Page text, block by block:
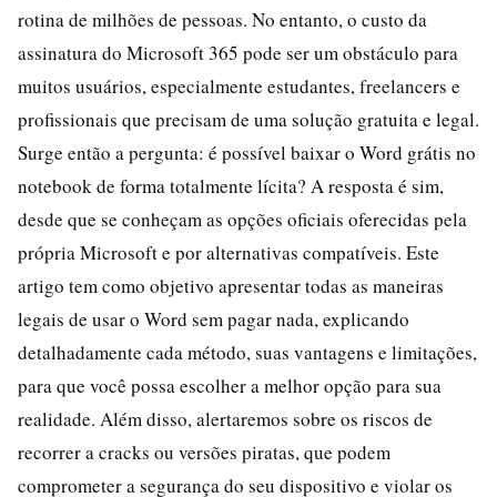
rotina de milhões de pessoas. No entanto, o custo da
assinatura do Microsoft 365 pode ser um obstáculo para
muitos usuários, especialmente estudantes, freelancers e
profissionais que precisam de uma solução gratuita e legal.
Surge então a pergunta: é possível baixar o Word grátis no
notebook de forma totalmente lícita? A resposta é sim,
desde que se conheçam as opções oficiais oferecidas pela
própria Microsoft e por alternativas compatíveis. Este
artigo tem como objetivo apresentar todas as maneiras
legais de usar o Word sem pagar nada, explicando
detalhadamente cada método, suas vantagens e limitações,
para que você possa escolher a melhor opção para sua
realidade. Além disso, alertaremos sobre os riscos de
recorrer a cracks ou versões piratas, que podem
comprometer a segurança do seu dispositivo e violar os